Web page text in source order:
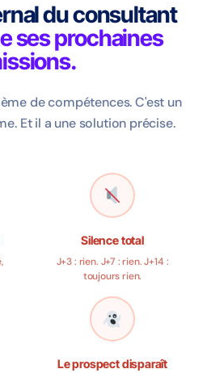
du consultant
ses prochaines
de compétences. C'est un
Et il a une solution précise.
Silence total
J+3 : rien. J+7 : rien. J+14 :
toujours rien.
Le prospect disparaît